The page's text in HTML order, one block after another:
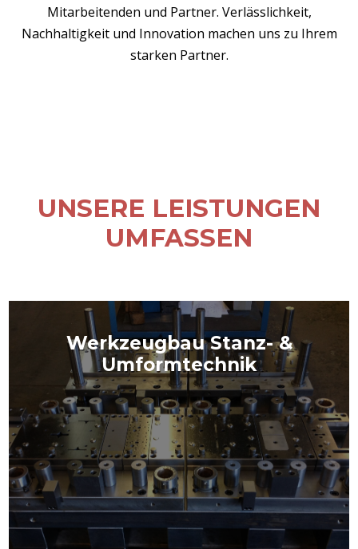
Mitarbeitenden und Partner. Verlässlichkeit,
Nachhaltigkeit und Innovation machen uns zu Ihrem
starken Partner.
UNSERE LEISTUNGEN
UMFASSEN
Werkzeugbau Stanz- &
Umformtechnik